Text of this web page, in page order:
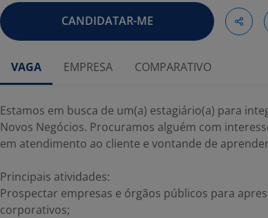
CANDIDATAR-ME
VAGA EMPRESA COMPARATIVO
Estamos em busca de um(a) estagiário(a) para
Novos Negócios. Procuramos alguém com
em atendimento ao cliente e vontande de
Principais atividades:
Prospectar empresas e órgãos públicos para
corporativos;